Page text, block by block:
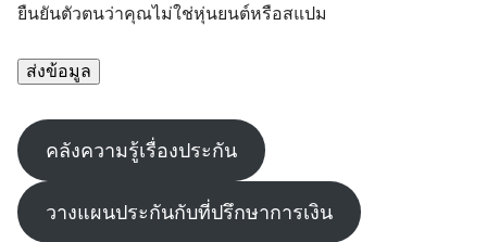
ยืนยันตัวตนว่าคุณไม่ใช่หุ่นยนต์หรือสแปม
คลังความรู้เรื่องประกัน
วางแผนประกันกับที่ปรึกษาการเงิน